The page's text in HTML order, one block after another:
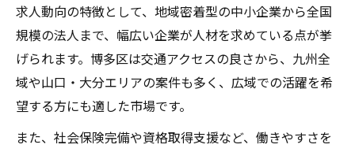
求人動向の特徴として、地域密着型の中小企業から全国
規模の法人まで、幅広い企業が人材を求めている点が挙
げられます。博多区は交通アクセスの良さから、九州全
域や山口・大分エリアの案件も多く、広域での活躍を希
望する方にも適した市場です。
また、社会保険完備や資格取得支援など、働きやすさを